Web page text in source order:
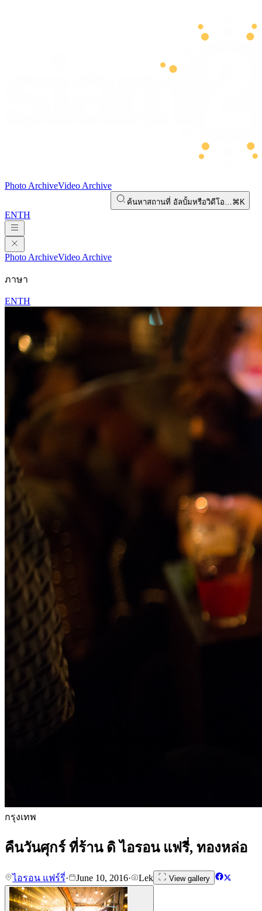
Photo ArchiveVideo Archive
ค้นหาสถานที่ อัลบั้มหรือวิดีโอ…⌘K
ENTH
Photo ArchiveVideo Archive
ภาษา
ENTH
กรุงเทพ
คืนวันศุกร์ ที่ร้าน ดิ ไอรอน แฟรี่, ทองหล่อ
ไอรอน แฟร์รี่· June 10, 2016· Lek View gallery